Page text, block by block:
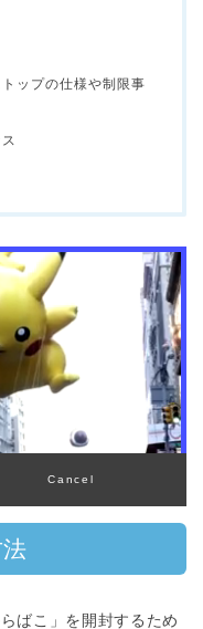
ップの仕様や制限事
ばこ」を開封するため